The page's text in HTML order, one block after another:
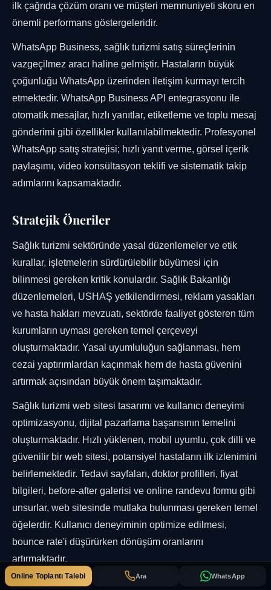
ilk çağrıda çözüm oranı ve müşteri memnuniyeti skoru en
önemli performans göstergeleridir.
WhatsApp Business, sağlık turizmi satış süreçlerinin
vazgeçilmez aracı haline gelmiştir. Hastaların büyük
çoğunluğu WhatsApp üzerinden iletişim kurmayı tercih
etmektedir. WhatsApp Business API entegrasyonu ile
otomatik mesajlar, hızlı yanıtlar, etiketleme ve toplu mesaj
gönderimi gibi özellikler kullanılabilmektedir. Profesyonel
WhatsApp satış stratejisi; hızlı yanıt verme, görsel içerik
paylaşımı, video konsültasyon teklifi ve sistematik takip
adımlarını kapsamaktadır.
Stratejik Öneriler
Sağlık turizmi sektöründe yasal düzenlemeler ve etik
kurallar, işletmelerin sürdürülebilir büyümesi için
bilinmesi gereken kritik konulardır. Sağlık Bakanlığı
düzenlemeleri, USHAŞ yetkilendirmesi, reklam yasakları
ve hasta hakları mevzuatı, sektörde faaliyet gösteren tüm
kurumların uyması gereken temel çerçeveyi
oluşturmaktadır. Yasal uyumluluğun sağlanması, hem
cezai yaptırımlardan kaçınmak hem de hasta güvenini
artırmak açısından büyük önem taşımaktadır.
Sağlık turizmi web sitesi tasarımı ve kullanıcı deneyimi
optimizasyonu, dijital pazarlama başarısının temelini
oluşturmaktadır. Hızlı yüklenen, mobil uyumlu, çok dilli ve
güvenilir bir web sitesi, potansiyel hastaların ilk izlenimini
belirlemektedir. Tedavi sayfaları, doktor profilleri, fiyat
bilgileri, before-after galerisi ve online randevu formu gibi
unsurlar, web sitesinde mutlaka bulunması gereken temel
öğelerdir. Kullanıcı deneyiminin optimize edilmesi,
bounce rate'i düşürürken dönüşüm oranlarını
artırmaktadır.
Ara WhatsApp
Online Toplantı Talebi